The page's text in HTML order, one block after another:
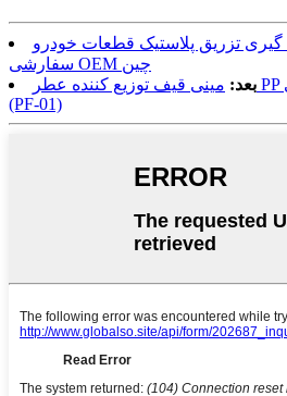
گیری تزریق پلاستیک قطعات خودرو
سفارشی OEM چین
بعد: مینی قیف توزیع کننده عطر PP شفاف چینی با کیفیت عالی
(PF-01)